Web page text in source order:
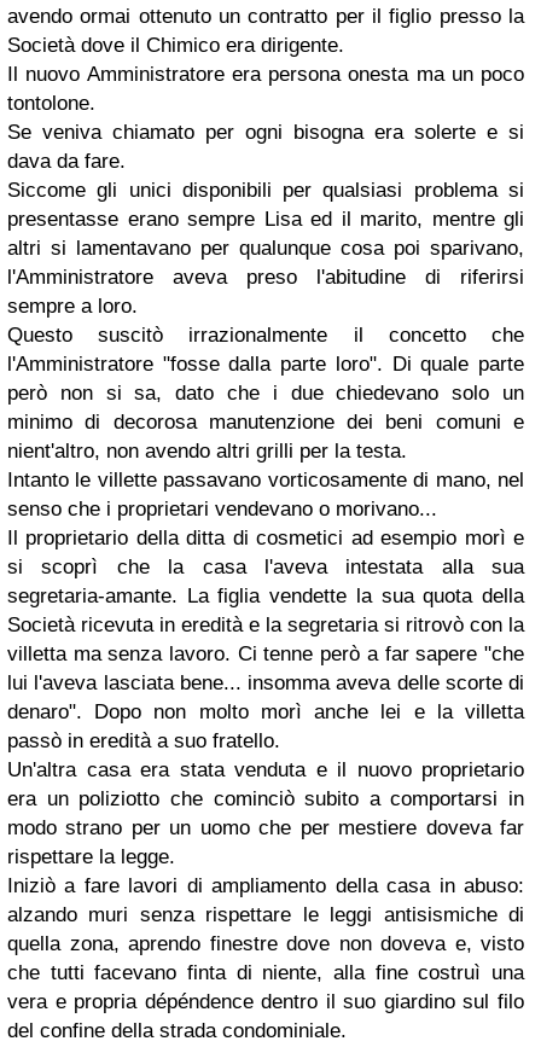
avendo ormai ottenuto un contratto per il figlio presso la
Società dove il Chimico era dirigente.
Il nuovo Amministratore era persona onesta ma un poco
tontolone.
Se veniva chiamato per ogni bisogna era solerte e si
dava da fare.
Siccome gli unici disponibili per qualsiasi problema si
presentasse erano sempre Lisa ed il marito, mentre gli
altri si lamentavano per qualunque cosa poi sparivano,
l'Amministratore aveva preso l'abitudine di riferirsi
sempre a loro.
Questo suscitò irrazionalmente il concetto che
l'Amministratore "fosse dalla parte loro". Di quale parte
però non si sa, dato che i due chiedevano solo un
minimo di decorosa manutenzione dei beni comuni e
nient'altro, non avendo altri grilli per la testa.
Intanto le villette passavano vorticosamente di mano, nel
senso che i proprietari vendevano o morivano...
Il proprietario della ditta di cosmetici ad esempio morì e
si scoprì che la casa l'aveva intestata alla sua
segretaria-amante. La figlia vendette la sua quota della
Società ricevuta in eredità e la segretaria si ritrovò con la
villetta ma senza lavoro. Ci tenne però a far sapere "che
lui l'aveva lasciata bene... insomma aveva delle scorte di
denaro". Dopo non molto morì anche lei e la villetta
passò in eredità a suo fratello.
Un'altra casa era stata venduta e il nuovo proprietario
era un poliziotto che cominciò subito a comportarsi in
modo strano per un uomo che per mestiere doveva far
rispettare la legge.
Iniziò a fare lavori di ampliamento della casa in abuso:
alzando muri senza rispettare le leggi antisismiche di
quella zona, aprendo finestre dove non doveva e, visto
che tutti facevano finta di niente, alla fine costruì una
vera e propria dépéndence dentro il suo giardino sul filo
del confine della strada condominiale.